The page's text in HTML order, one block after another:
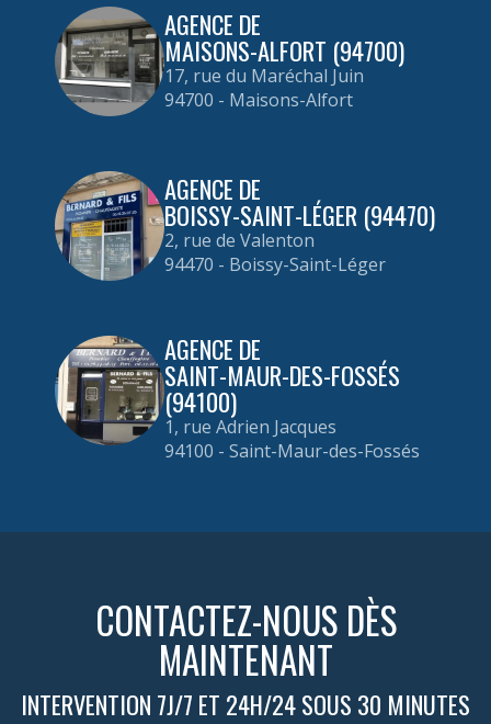
AGENCE DE
MAISONS-ALFORT (94700)
17, rue du Maréchal Juin
94700 - Maisons-Alfort
AGENCE DE
BOISSY-SAINT-LÉGER (94470)
2, rue de Valenton
94470 - Boissy-Saint-Léger
AGENCE DE
SAINT-MAUR-DES-FOSSÉS
(94100)
1, rue Adrien Jacques
94100 - Saint-Maur-des-Fossés
CONTACTEZ-NOUS DÈS
MAINTENANT
INTERVENTION 7J/7 ET 24H/24 SOUS 30 MINUTES